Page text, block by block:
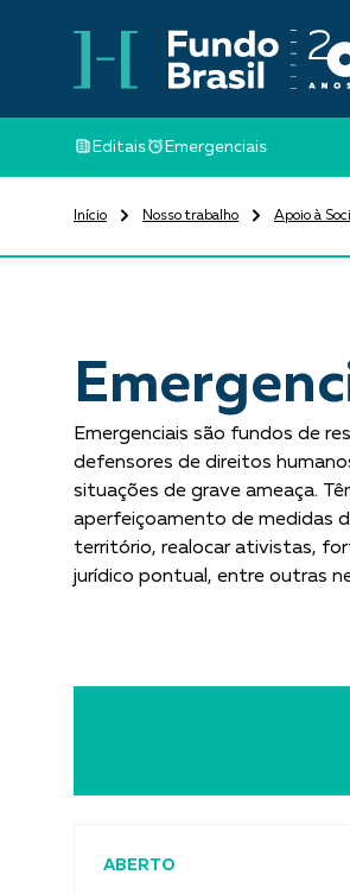
Editais Emergenciais
Início Nosso trabalho Apoio à
Emergenciais são fundos de
defensores de direitos
situações de grave ameaça.
aperfeiçoamento de medidas
território, realocar ativistas,
jurídico pontual, entre outras
ABERTO